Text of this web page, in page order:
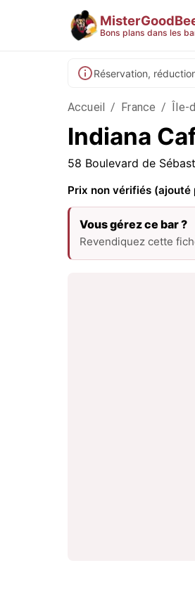
Bons plans dans les
Réservation,
Accueil / France / Île-
Indiana
58 Boulevard de
Prix non vérifiés (ajouté
Vous gérez ce bar ?
Revendiquez cette